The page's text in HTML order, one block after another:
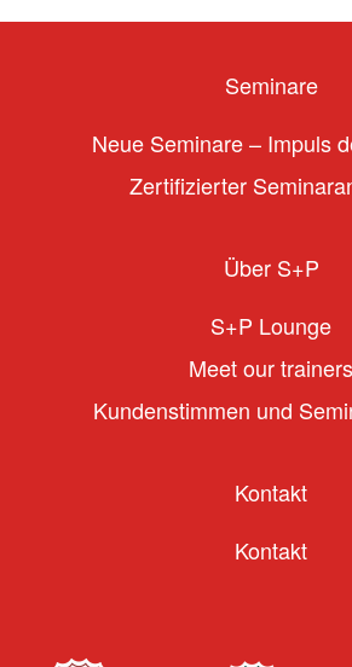
Seminare
Neue Seminare – Impuls
Zertifizierter
Über S+P
S+P Lounge
Meet our trainers
Kundenstimmen und
Kontakt
Kontakt